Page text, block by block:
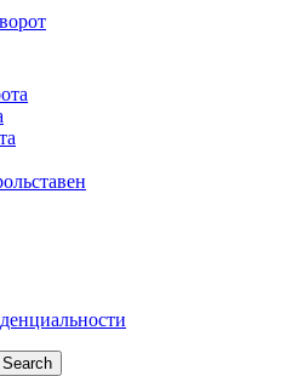
Search